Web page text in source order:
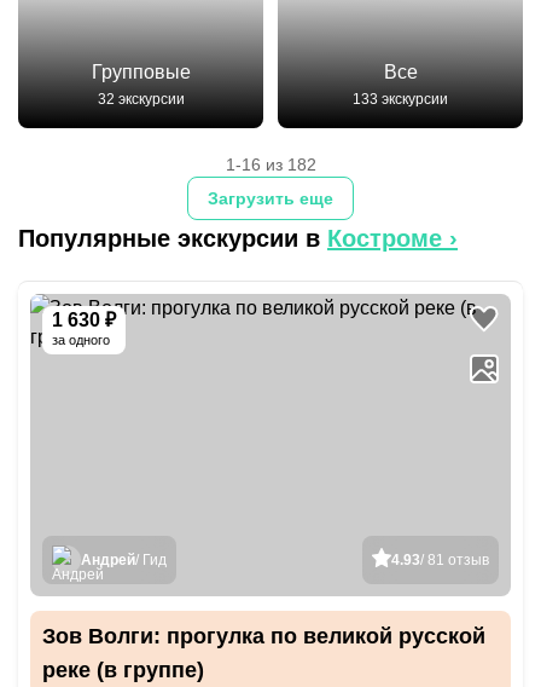
Групповые
32 экскурсии
Все
133 экскурсии
Загрузить еще
1-16 из 182
Популярные экскурсии в Костроме ›
1 630 ₽
за одного
4.93/ 81 отзыв
Андрей/ Гид
Зов Волги: прогулка по великой русской
реке (в группе)